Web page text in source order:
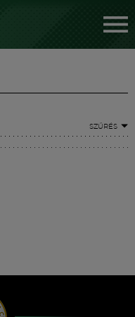
SZŰRÉS